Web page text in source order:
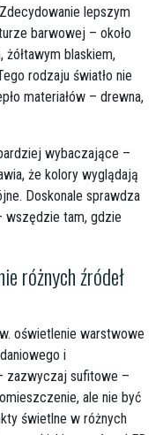
lepszym
barwowej – około
blaskiem,
rodzaju światło nie
materiałów – drewna,
wybaczające –
że kolory wyglądają
Doskonale sprawdza
wszędzie tam, gdzie
różnych źródeł
oświetlenie warstwowe
i
zazwyczaj sufitowe –
ale nie być
świetlne w różnych